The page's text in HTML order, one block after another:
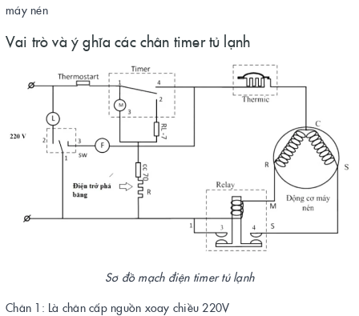
máy nén
Vai trò và ý ghĩa các chân timer tủ lạnh
Sơ đồ mạch điện timer tủ lạnh
Chân 1: Là chân cấp nguồn xoay chiều 220V